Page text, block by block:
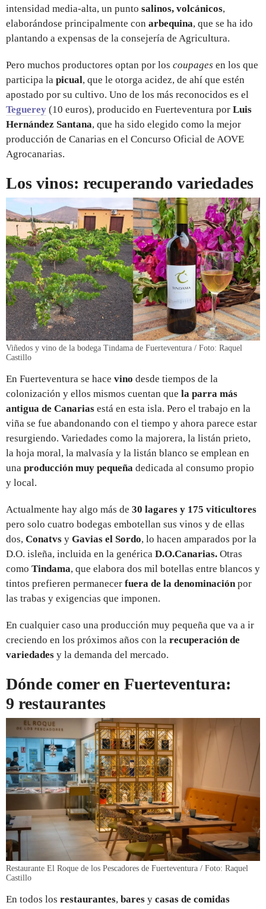
intensidad media-alta, un punto salinos, volcánicos,
elaborándose principalmente con arbequina, que se ha ido
plantando a expensas de la consejería de Agricultura.
Pero muchos productores optan por los coupages en los que
participa la picual, que le otorga acidez, de ahí que estén
apostado por su cultivo. Uno de los más reconocidos es el
Teguerey (10 euros), producido en Fuerteventura por Luis
Hernández Santana, que ha sido elegido como la mejor
producción de Canarias en el Concurso Oficial de AOVE
Agrocanarias.
Los vinos: recuperando variedades
Viñedos y vino de la bodega Tindama de Fuerteventura / Foto: Raquel
Castillo
En Fuerteventura se hace vino desde tiempos de la
colonización y ellos mismos cuentan que la parra más
antigua de Canarias está en esta isla. Pero el trabajo en la
viña se fue abandonando con el tiempo y ahora parece estar
resurgiendo. Variedades como la majorera, la listán prieto,
la hoja moral, la malvasía y la listán blanco se emplean en
una producción muy pequeña dedicada al consumo propio
y local.
Actualmente hay algo más de 30 lagares y 175 viticultores
pero solo cuatro bodegas embotellan sus vinos y de ellas
dos, Conatvs y Gavias el Sordo, lo hacen amparados por la
D.O. isleña, incluida en la genérica D.O.Canarias. Otras
como Tindama, que elabora dos mil botellas entre blancos y
tintos prefieren permanecer fuera de la denominación por
las trabas y exigencias que imponen.
En cualquier caso una producción muy pequeña que va a ir
creciendo en los próximos años con la recuperación de
variedades y la demanda del mercado.
Dónde comer en Fuerteventura:
9 restaurantes
Restaurante El Roque de los Pescadores de Fuerteventura / Foto: Raquel
Castillo
En todos los restaurantes, bares y casas de comidas